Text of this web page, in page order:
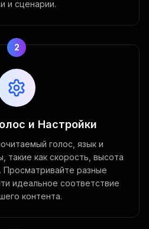
и сценарии.
2
и Настройки
голос, язык и
такие как скорость, высота
Просматривайте разные
идеальное соответствие
контента.